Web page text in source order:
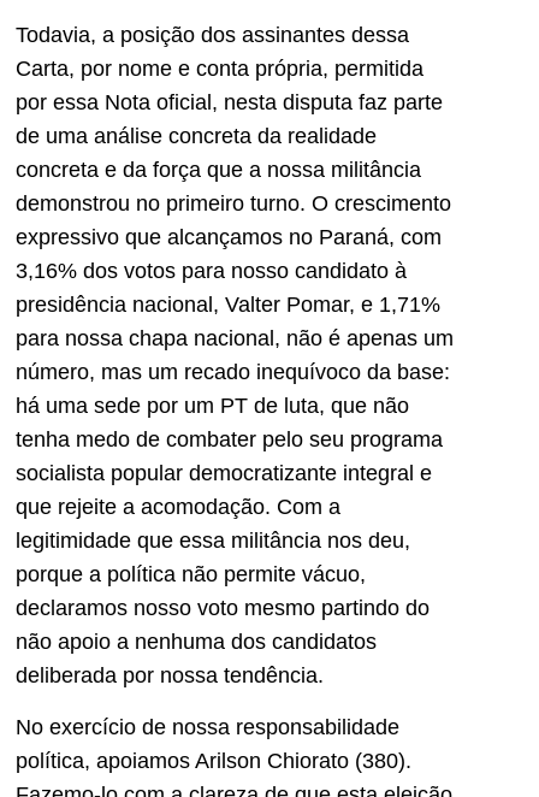
Todavia, a posição dos assinantes dessa
Carta, por nome e conta própria, permitida
por essa Nota oficial, nesta disputa faz parte
de uma análise concreta da realidade
concreta e da força que a nossa militância
demonstrou no primeiro turno. O crescimento
expressivo que alcançamos no Paraná, com
3,16% dos votos para nosso candidato à
presidência nacional, Valter Pomar, e 1,71%
para nossa chapa nacional, não é apenas um
número, mas um recado inequívoco da base:
há uma sede por um PT de luta, que não
tenha medo de combater pelo seu programa
socialista popular democratizante integral e
que rejeite a acomodação. Com a
legitimidade que essa militância nos deu,
porque a política não permite vácuo,
declaramos nosso voto mesmo partindo do
não apoio a nenhuma dos candidatos
deliberada por nossa tendência.
No exercício de nossa responsabilidade
política, apoiamos Arilson Chiorato (380).